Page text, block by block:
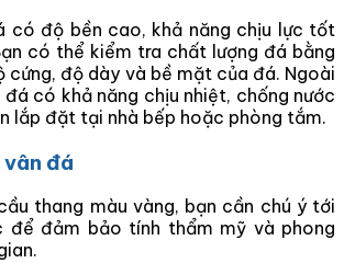
có độ bền cao, khả năng chịu lực tốt
có thể kiểm tra chất lượng đá bằng
cứng, độ dày và bề mặt của đá. Ngoài
đá có khả năng chịu nhiệt, chống nước
lắp đặt tại nhà bếp hoặc phòng tắm.
vân đá
thang màu vàng, bạn cần chú ý tới
để đảm bảo tính thẩm mỹ và phong